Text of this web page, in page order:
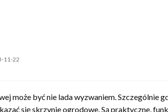
11-22
może być nie lada wyzwaniem. Szczególnie
się skrzynie ogrodowe. Są praktyczne,